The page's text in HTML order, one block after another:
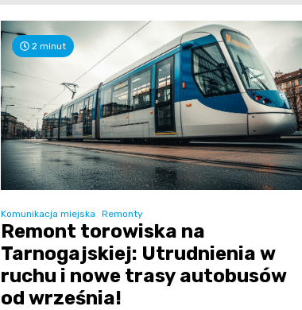
2 minut
Komunikacja miejska Remonty
Remont torowiska na
Tarnogajskiej: Utrudnienia w
ruchu i nowe trasy autobusów
od września!